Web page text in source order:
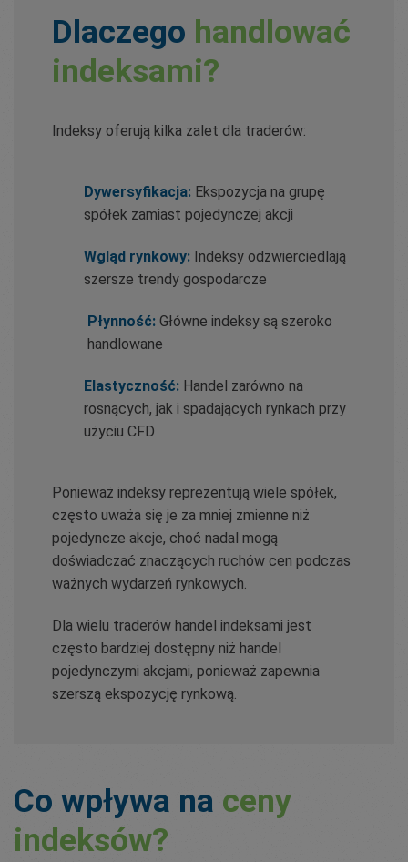
Dlaczego handlować
indeksami?
Indeksy oferują kilka zalet dla traderów:
Dywersyfikacja: Ekspozycja na grupę
spółek zamiast pojedynczej akcji
Wgląd rynkowy: Indeksy odzwierciedlają
szersze trendy gospodarcze
Płynność:Główne indeksy są szeroko
handlowane
Elastyczność: Handel zarówno na
rosnących, jak i spadających rynkach przy
użyciu CFD
Ponieważ indeksy reprezentują wiele spółek,
często uważa się je za mniej zmienne niż
pojedyncze akcje, choć nadal mogą
doświadczać znaczących ruchów cen podczas
ważnych wydarzeń rynkowych.
Dla wielu traderów handel indeksami jest
często bardziej dostępny niż handel
pojedynczymi akcjami, ponieważ zapewnia
szerszą ekspozycję rynkową.
Co wpływa na ceny
indeksów?